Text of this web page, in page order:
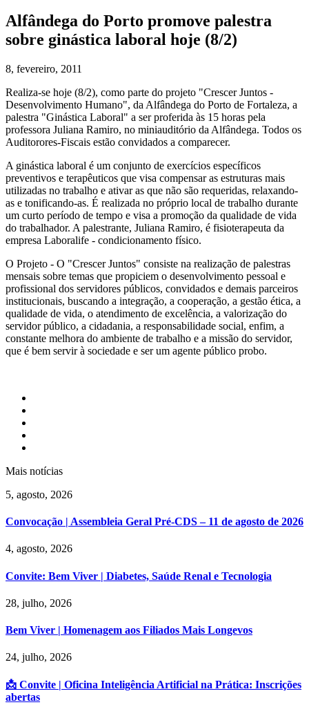
Alfândega do Porto promove palestra
sobre ginástica laboral hoje (8/2)
8, fevereiro, 2011
Realiza-se hoje (8/2), como parte do projeto "Crescer Juntos -
Desenvolvimento Humano", da Alfândega do Porto de Fortaleza, a
palestra "Ginástica Laboral" a ser proferida às 15 horas pela
professora Juliana Ramiro, no miniauditório da Alfândega. Todos os
Auditorores-Fiscais estão convidados a comparecer.
A ginástica laboral é um conjunto de exercícios específicos
preventivos e terapêuticos que visa compensar as estruturas mais
utilizadas no trabalho e ativar as que não são requeridas, relaxando-
as e tonificando-as. É realizada no próprio local de trabalho durante
um curto período de tempo e visa a promoção da qualidade de vida
do trabalhador. A palestrante, Juliana Ramiro, é fisioterapeuta da
empresa Laboralife - condicionamento físico.
O Projeto - O "Crescer Juntos" consiste na realização de palestras
mensais sobre temas que propiciem o desenvolvimento pessoal e
profissional dos servidores públicos, convidados e demais parceiros
institucionais, buscando a integração, a cooperação, a gestão ética, a
qualidade de vida, o atendimento de excelência, a valorização do
servidor público, a cidadania, a responsabilidade social, enfim, a
constante melhora do ambiente de trabalho e a missão do servidor,
que é bem servir à sociedade e ser um agente público probo.
Mais notícias
5, agosto, 2026
Convocação | Assembleia Geral Pré-CDS – 11 de agosto de 2026
4, agosto, 2026
Convite: Bem Viver | Diabetes, Saúde Renal e Tecnologia
28, julho, 2026
Bem Viver | Homenagem aos Filiados Mais Longevos
24, julho, 2026
📩 Convite | Oficina Inteligência Artificial na Prática: Inscrições
abertas